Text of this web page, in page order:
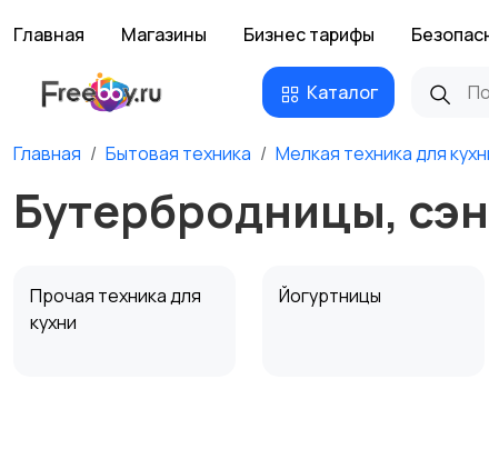
Главная Магазины Бизнес тарифы
Каталог
Главная Бытовая техника Мелкая техника для
Бутербродницы,
Прочая техника для
кухни
Йогуртницы